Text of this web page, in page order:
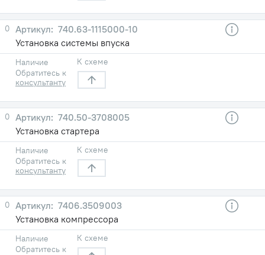
0
740.63-1115000-10
Установка системы впуска
Наличие
Обратитесь к
консультанту
К схеме
0
740.50-3708005
Установка стартера
Наличие
Обратитесь к
консультанту
К схеме
0
7406.3509003
Установка компрессора
Наличие
Обратитесь к
К схеме